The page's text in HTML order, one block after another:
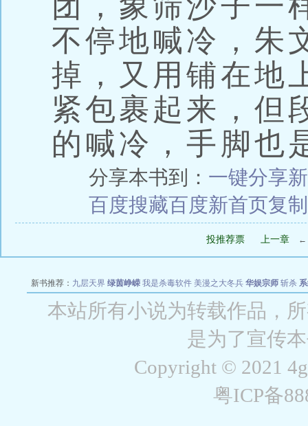
不停地喊冷，朱
掉，又用铺在地
紧包裹起来，但
的喊冷，手脚也
分享本书到： 一键分享
百度搜藏百度新首页复
投推荐票 上一章 ←
新书推荐： 九层天界 绿茵峥嵘 我是杀毒软件 美漫之大冬兵 华娱宗师 斩杀
战争天堂 混元道纪 教练万岁 都市全能巨星 绝对交易 全职武神 位面复
本站所有小说为转载作品，
是为了宣传
Copyright © 2021
粤ICP备